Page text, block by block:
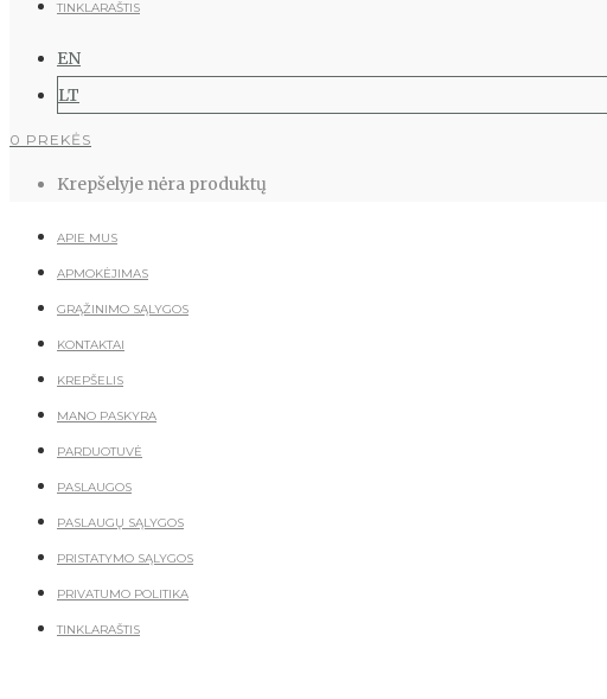
TINKLARAŠTIS
EN
LT
0 PREKĖS
Krepšelyje nėra produktų
APIE MUS
APMOKĖJIMAS
GRĄŽINIMO SĄLYGOS
KONTAKTAI
KREPŠELIS
MANO PASKYRA
PARDUOTUVĖ
PASLAUGOS
PASLAUGŲ SĄLYGOS
PRISTATYMO SĄLYGOS
PRIVATUMO POLITIKA
TINKLARAŠTIS